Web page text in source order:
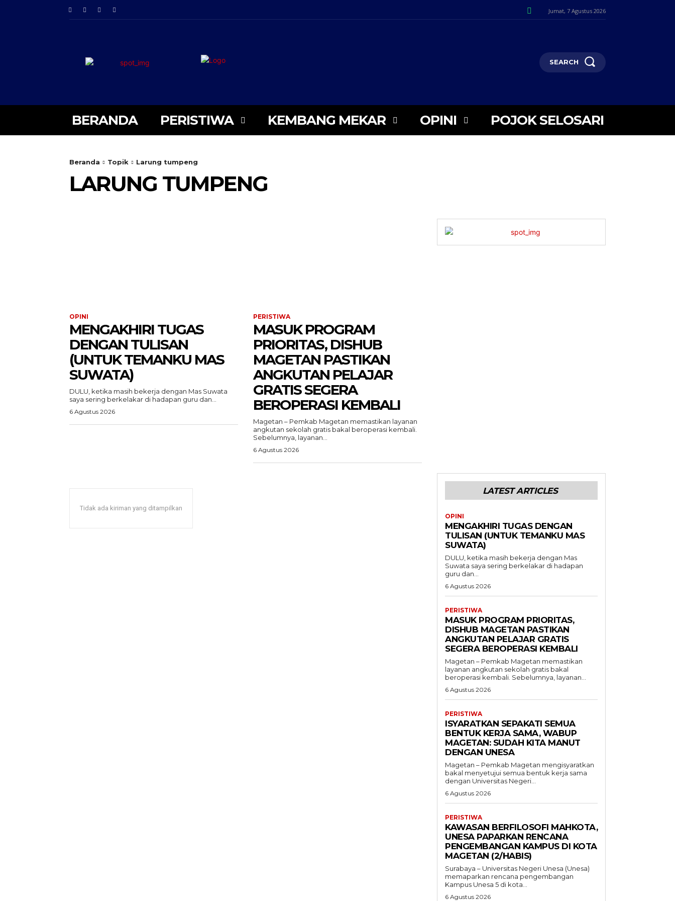
Jumat, 7 Agustus 2026
SEARCH
BERANDA PERISTIWA KEMBANG MEKAR OPINI POJOK SELOSARI
Beranda Topik Larung tumpeng
LARUNG TUMPENG
OPINI
MENGAKHIRI TUGAS
DENGAN TULISAN
(UNTUK TEMANKU MAS
SUWATA)
DULU, ketika masih bekerja dengan Mas Suwata
saya sering berkelakar di hadapan guru dan...
6 Agustus 2026
PERISTIWA
MASUK PROGRAM
PRIORITAS, DISHUB
MAGETAN PASTIKAN
ANGKUTAN PELAJAR
GRATIS SEGERA
BEROPERASI KEMBALI
Magetan – Pemkab Magetan memastikan layanan
angkutan sekolah gratis bakal beroperasi kembali.
Sebelumnya, layanan...
6 Agustus 2026
Tidak ada kiriman yang ditampilkan
LATEST ARTICLES
OPINI
MENGAKHIRI TUGAS DENGAN
TULISAN (UNTUK TEMANKU MAS
SUWATA)
DULU, ketika masih bekerja dengan Mas
Suwata saya sering berkelakar di hadapan
guru dan...
6 Agustus 2026
PERISTIWA
MASUK PROGRAM PRIORITAS,
DISHUB MAGETAN PASTIKAN
ANGKUTAN PELAJAR GRATIS
SEGERA BEROPERASI KEMBALI
Magetan – Pemkab Magetan memastikan
layanan angkutan sekolah gratis bakal
beroperasi kembali. Sebelumnya, layanan...
6 Agustus 2026
PERISTIWA
ISYARATKAN SEPAKATI SEMUA
BENTUK KERJA SAMA, WABUP
MAGETAN: SUDAH KITA MANUT
DENGAN UNESA
Magetan – Pemkab Magetan mengisyaratkan
bakal menyetujui semua bentuk kerja sama
dengan Universitas Negeri...
6 Agustus 2026
PERISTIWA
KAWASAN BERFILOSOFI MAHKOTA,
UNESA PAPARKAN RENCANA
PENGEMBANGAN KAMPUS DI KOTA
MAGETAN (2/HABIS)
Surabaya – Universitas Negeri Unesa (Unesa)
memaparkan rencana pengembangan
Kampus Unesa 5 di kota...
6 Agustus 2026